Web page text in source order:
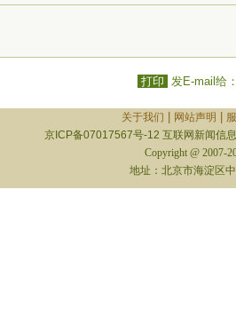
打印 发E-mail给
关于我们 网站声明
京ICP备07017567号-12 互联网新闻信
Copyright @ 2007-
地址：北京市海淀区